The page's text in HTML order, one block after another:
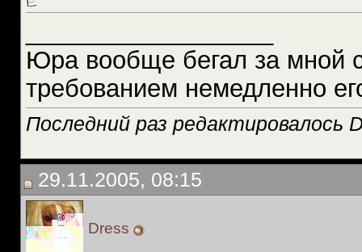
Юра вообще бегал за мной
требованием немедленно
Последний раз редактировалось
29.11.2005, 08:15
Dress